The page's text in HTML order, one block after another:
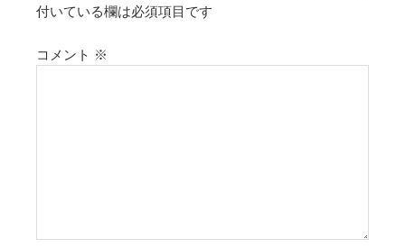
付いている欄は必須項目です
コメント ※